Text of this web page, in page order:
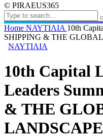
© PIRAEUS365
Home ΝΑΥΤΙΛΙΑ 10th
SHIPPING & THE
ΝΑΥΤΙΛΙΑ
10th Capital
Leaders
& THE
LANDSCAPE